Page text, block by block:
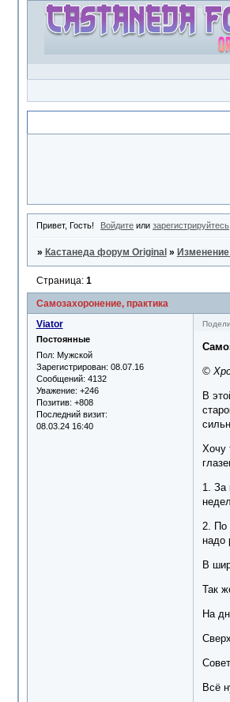
Привет, Гость! Войдите илизарегистрируйтесь
» Кастанеда форум Original »
Самозахоронение, практика
Страница: 1
Viator
Постоянные
Пол: Мужской
Зарегистрирован: 08.07.16
Сообщений: 4132
Уважение: +246
Позитив: +808
Последний визит:
08.03.24 16:40
©
В
Хочу
1. За
2. По
надо
В
Так
На
Всё